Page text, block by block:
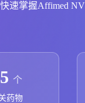
科普
速掌握Affimed NV
个
药物